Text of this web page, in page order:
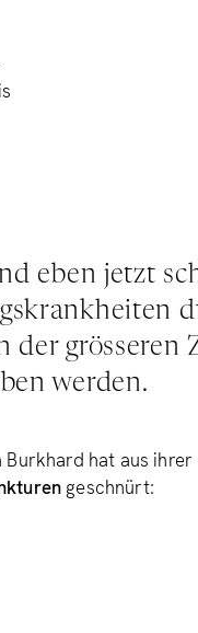
eben jetzt
der grösseren
werden.
hat aus ihrer
geschnürt: